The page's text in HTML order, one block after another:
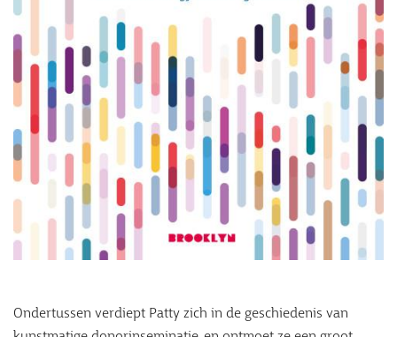
Ondertussen verdiept Patty zich in de geschiedenis van